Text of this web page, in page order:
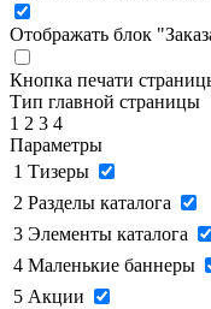
Отображать блок
Кнопка печати
Тип главной страницы
1 2 3 4
Параметры
1 Тизеры
2 Разделы каталога
3 Элементы каталога
4 Маленькие баннеры
5 Акции